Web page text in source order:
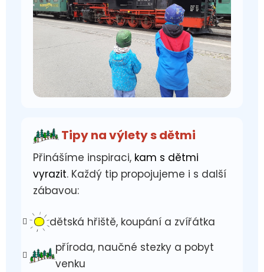
Tipy na výlety s dětmi
Přinášíme inspiraci, kam s dětmi
vyrazit. Každý tip propojujeme i s další
zábavou:
dětská hřiště, koupání a zvířátka
příroda, naučné stezky a pobyt
venku